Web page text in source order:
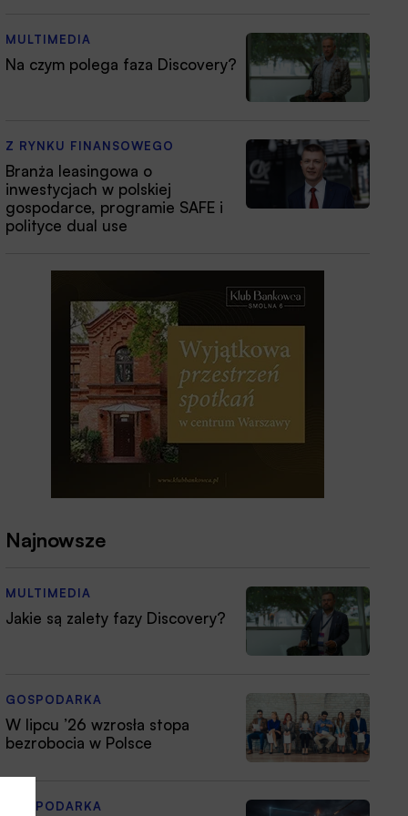
MULTIMEDIA
Na czym polega faza Discovery?
Z RYNKU FINANSOWEGO
Branża leasingowa o
inwestycjach w polskiej
gospodarce, programie SAFE i
polityce dual use
Najnowsze
MULTIMEDIA
Jakie są zalety fazy Discovery?
GOSPODARKA
W lipcu ’26 wzrosła stopa
bezrobocia w Polsce
GOSPODARKA